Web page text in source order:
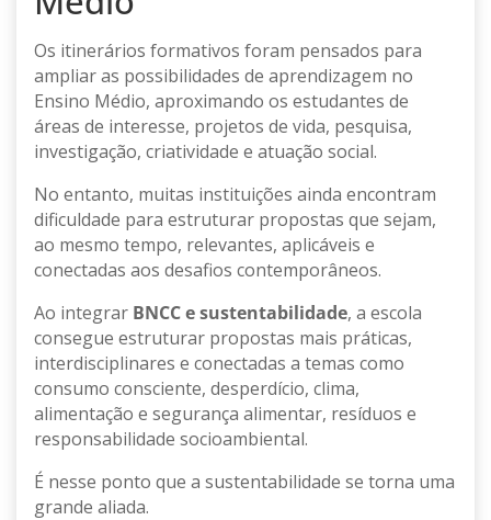
Os itinerários formativos foram pensados para
ampliar as possibilidades de aprendizagem no
Ensino Médio, aproximando os estudantes de
áreas de interesse, projetos de vida, pesquisa,
investigação, criatividade e atuação social.
No entanto, muitas instituições ainda encontram
dificuldade para estruturar propostas que sejam,
ao mesmo tempo, relevantes, aplicáveis e
conectadas aos desafios contemporâneos.
Ao integrar BNCC e sustentabilidade, a escola
consegue estruturar propostas mais práticas,
interdisciplinares e conectadas a temas como
consumo consciente, desperdício, clima,
alimentação e segurança alimentar, resíduos e
responsabilidade socioambiental.
É nesse ponto que a sustentabilidade se torna uma
grande aliada.